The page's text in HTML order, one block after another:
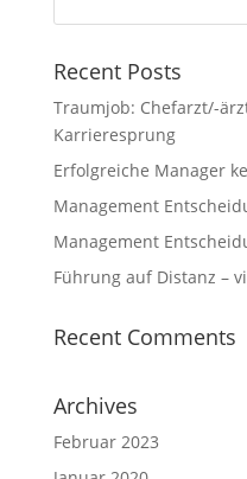
Recent Posts
Traumjob: Chefarzt/-
Karrieresprung
Erfolgreiche Manager
Management
Management
Führung auf Distanz –
Recent Comments
Archives
Februar 2023